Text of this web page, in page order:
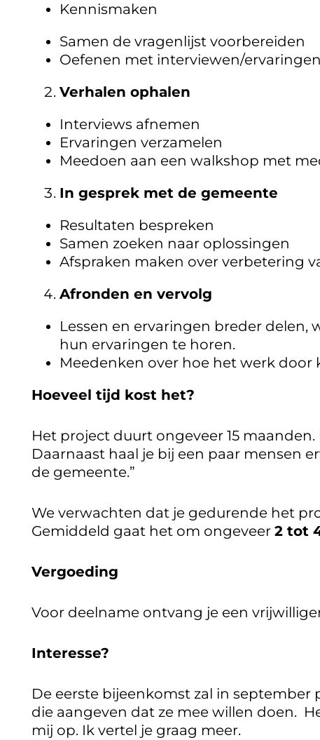
Kennismaken
Samen de vragenlijst voorbereiden
Oefenen met interviewen/
Verhalen ophalen
Interviews afnemen
Ervaringen verzamelen
Meedoen aan een walkshop met
In gesprek met de gemeente
Resultaten bespreken
Samen zoeken naar oplossingen
Afspraken maken over verbetering
Afronden en vervolg
Lessen en ervaringen breder
hun ervaringen te horen.
Meedenken over hoe het werk door
Hoeveel tijd kost het?
Het project duurt ongeveer 15
Daarnaast haal je bij een paar mensen
de gemeente.”
We verwachten dat je gedurende het
Gemiddeld gaat het om ongeveer 2 tot
Vergoeding
Voor deelname ontvang je een
Interesse?
De eerste bijeenkomst zal in
die aangeven dat ze mee willen doen.
mij op. Ik vertel je graag meer.